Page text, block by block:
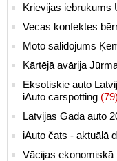
Krievijas iebrukums
Vecas konfektes
Moto salidojums
Kārtējā avārija
Eksotiskie auto
iAuto carspotting (79)
Latvijas Gada auto
iAuto čats - aktuālā
Vācijas ekonomiskā